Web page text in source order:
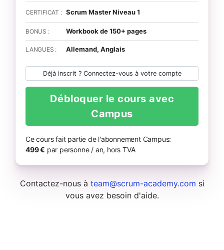
CERTIFICAT : Scrum Master Niveau 1
BONUS : Workbook de 150+ pages
LANGUES : Allemand, Anglais
Déjà inscrit ? Connectez-vous à votre compte
Débloquer le cours avec
Campus
Ce cours fait partie de l'abonnement Campus:
499 € par personne / an, hors TVA
Contactez-nous à team@scrum-academy.com si
vous avez besoin d'aide.